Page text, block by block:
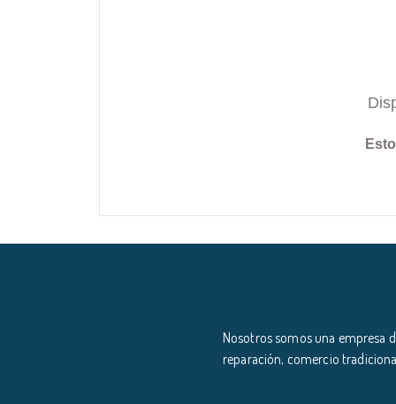
Nosotros somos una empresa
reparación, comercio